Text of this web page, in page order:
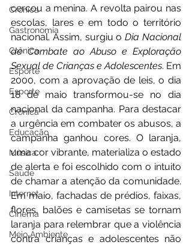
Crônica
Gastronomia
Crônica
Esporte
Esporte
Crônica
Educação
Música
Saúde
Internet
Cinema
Meio Ambiente
cercou a menina. A revolta pairou nas
escolas, lares e em todo o território
nacional. Assim, surgiu o Dia Nacional
de Combate ao Abuso e Exploração
Sexual de Crianças e Adolescentes. Em
2000, com a aprovação de leis, o dia
18 de maio transformou-se no dia
nacional da campanha. Para destacar
a urgência em combater os abusos, a
campanha ganhou cores. O laranja,
uma cor vibrante, materializa o estado
de alerta e foi escolhido com o intuito
de chamar a atenção da comunidade.
Em maio, fachadas de prédios, faixas,
flores, balões e camisetas se tornam
laranja para relembrar que a violência
contra crianças e adolescentes não